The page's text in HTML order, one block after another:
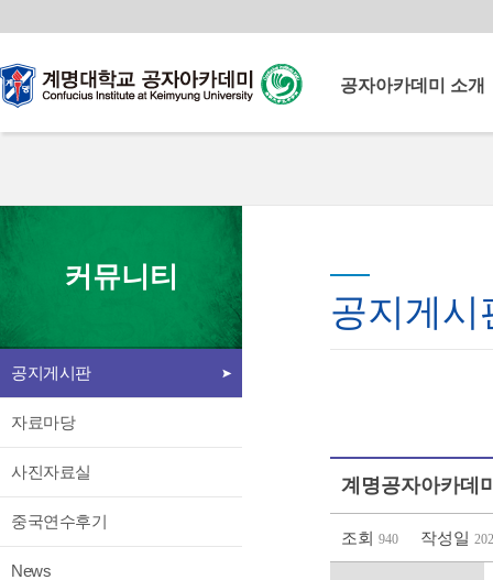
공자아카데미 소개
계명공자아카데미 연혁
원장 인사말
북경어언대학 소개
교원 소개
공자아카데미
중국교육부로부터 다양한
지원받아 양질의 중국어교육
커뮤니티
공지게시판
자료마당
사진자료실
중국연수후기
News
공지게시
계명공자아카데
조회 940 작성일